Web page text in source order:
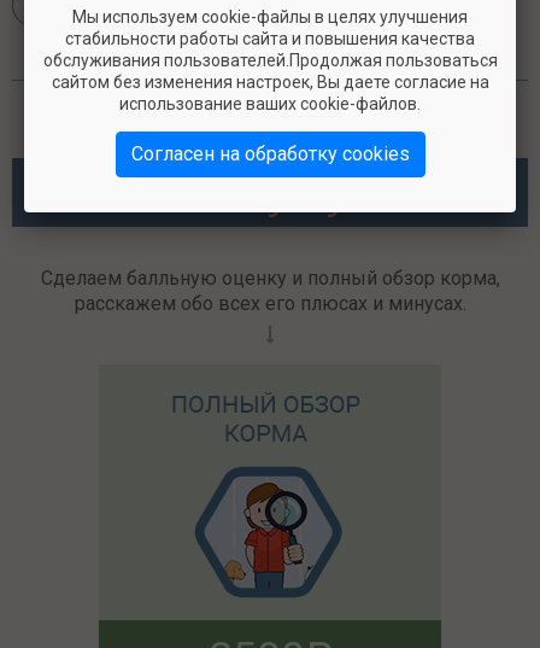
Наши услуги
Сделаем балльную оценку и полный обзор корма,
расскажем обо всех его плюсах и минусах.
Мы используем cookie-файлы в целях улучшения
стабильности работы сайта и повышения качества
обслуживания пользователей.Продолжая пользоваться
сайтом без изменения настроек, Вы даете согласие на
использование ваших cookie-файлов.
Согласен на обработку cookies